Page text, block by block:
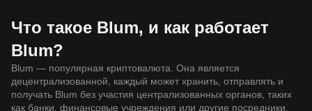
Что такое Blum, и как работает
Blum?
Blum — популярная криптовалюта. Она является
децентрализованной, каждый может хранить, отправлять и
получать Blum без участия централизованных органов, таких
как банки, финансовые учреждения или другие посредники.